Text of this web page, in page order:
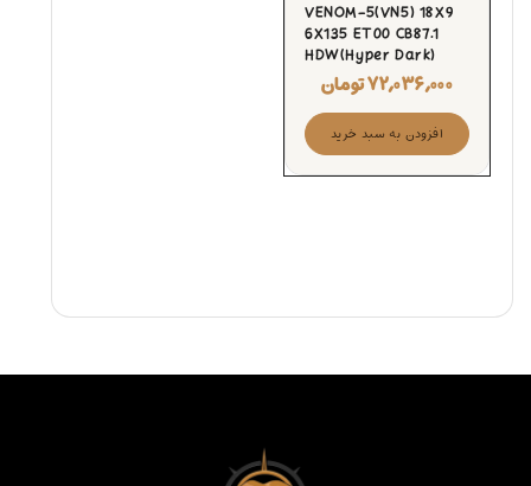
VENOM-5(VN5) 18X9
6X135 ET00 CB87.1
HDW(Hyper Dark)
۷۲,۰۳۶,۰۰۰تومان
افزودن به سبد خرید